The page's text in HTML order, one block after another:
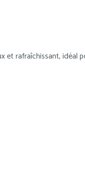
rafraîchissant, idéal